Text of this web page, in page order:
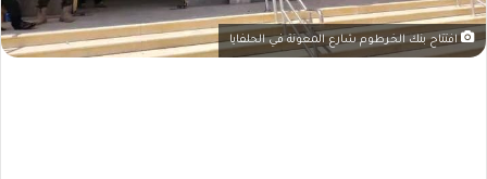
افتتاح بنك الخرطوم شارع المعونة في الحلفايا